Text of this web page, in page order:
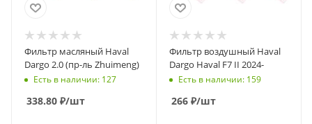
Фильтр масляный Haval
Dargo 2.0 (пр-ль Zhuimeng)
Есть в наличии: 127
338.80 ₽/шт
Фильтр воздушный Haval
Dargo Haval F7 II 2024-
Есть в наличии: 159
266 ₽/шт